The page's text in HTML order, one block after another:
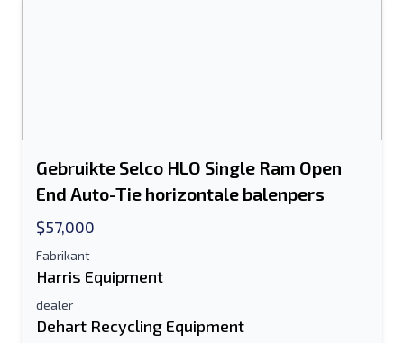
Gebruikte Selco HLO Single Ram Open
End Auto-Tie horizontale balenpers
$57,000
Fabrikant
Harris Equipment
dealer
Dehart Recycling Equipment
Stuur naar een vriend
Het veld E-mailadres of Mobiel nummer
is verplicht